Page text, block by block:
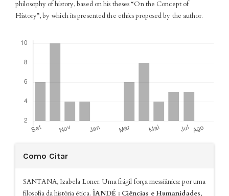
philosophy of history, based on his theses “On the Concept of
History”, by which its presented the ethics proposed by the author.
Detalhes
do
artigo
Como Citar
SANTANA, Izabela Loner. Uma frágil força messiânica: por uma
filosofia da história ética. ÎANDÉ : Ciências e Humanidades,